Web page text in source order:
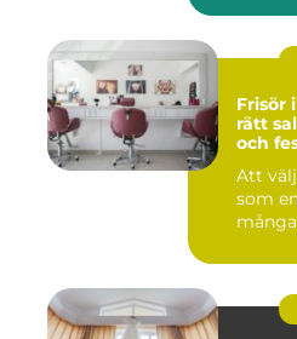
Frisör
rätt
och
Att
som